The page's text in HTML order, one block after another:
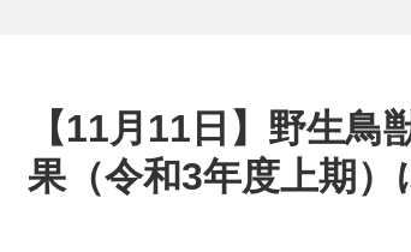
【11月11日】野生
果（令和3年度上期）